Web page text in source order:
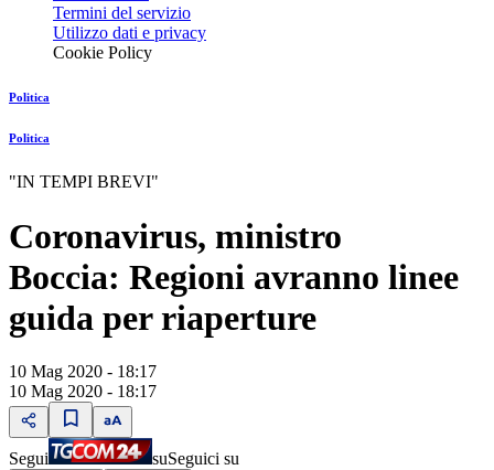
Termini del servizio
Utilizzo dati e privacy
Cookie Policy
Politica
Politica
"IN TEMPI BREVI"
Coronavirus, ministro
Boccia: Regioni avranno linee
guida per riaperture
10 Mag 2020 - 18:17
10 Mag 2020 - 18:17
Segui suSeguici su